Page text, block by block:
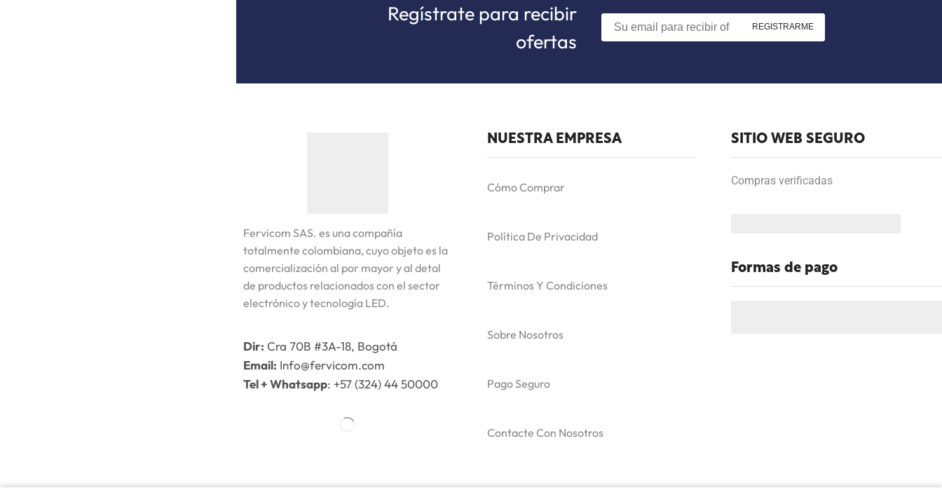
Regístrate para recibir
ofertas
Fervicom SAS. es una compañía
totalmente colombiana, cuyo objeto es la
comercialización al por mayor y al detal
de productos relacionados con el sector
electrónico y tecnología LED.
Dir: Cra 70B #3A-18, Bogotá
Email: Info@fervicom.com
Tel + Whatsapp: +57 (324) 44 50000
NUESTRA EMPRESA
Cómo Comprar
Política De Privacidad
Términos Y Condiciones
Sobre Nosotros
Pago Seguro
Contacte Con Nosotros
SITIO WEB SEGURO
Compras verificadas
Formas de pago